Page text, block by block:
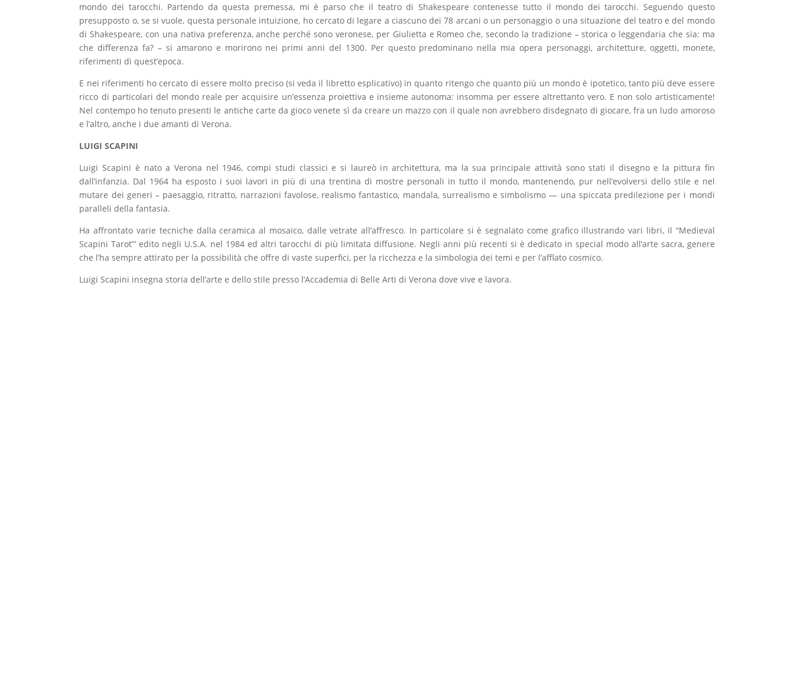
mondo dei tarocchi. Partendo da questa premessa, mi è parso che il teatro di Shakespeare contenesse tutto il mondo dei tarocchi. Seguendo questo
presupposto o, se si vuole, questa personale intuizione, ho cercato di legare a ciascuno dei 78 arcani o un personaggio o una situazione del teatro e del mondo
di Shakespeare, con una nativa preferenza, anche perché sono veronese, per Giulietta e Romeo che, secondo la tradizione – storica o leggendaria che sia: ma
che differenza fa? – si amarono e morirono nei primi anni del 1300. Per questo predominano nella mia opera personaggi, architetture, oggetti, monete,
riferimenti di quest’epoca.
E nei riferimenti ho cercato di essere molto preciso (si veda il libretto esplicativo) in quanto ritengo che quanto più un mondo è ipotetico, tanto più deve essere
ricco di particolari del mondo reale per acquisire un’essenza proiettiva e insieme autonoma: insomma per essere altrettanto vero. E non solo artisticamente!
Nel contempo ho tenuto presenti le antiche carte da gioco venete sì da creare un mazzo con il quale non avrebbero disdegnato di giocare, fra un ludo amoroso
e l’altro, anche i due amanti di Verona.
LUIGI SCAPINI
Luigi Scapini è nato a Verona nel 1946, compi studi classici e si laureò in architettura, ma la sua principale attività sono stati il disegno e la pittura fin
dall’infanzia. Dal 1964 ha esposto i suoi lavori in più di una trentina di mostre personali in tutto il mondo, mantenendo, pur nell’evolversi dello stile e nel
mutare dei generi – paesaggio, ritratto, narrazioni favolose, realismo fantastico, mandala, surrealismo e simbolismo — una spiccata predilezione per i mondi
paralleli della fantasia.
Ha affrontato varie tecniche dalla ceramica al mosaico, dalle vetrate all’affresco. In particolare si è segnalato come grafico illustrando vari libri, il “Medieval
Scapini Tarot”‘ edito negli U.S.A. nel 1984 ed altri tarocchi di più limitata diffusione. Negli anni più recenti si è dedicato in special modo all’arte sacra, genere
che l’ha sempre attirato per la possibilità che offre di vaste superfici, per la ricchezza e la simbologia dei temi e per l’afflato cosmico.
Luigi Scapini insegna storia dell’arte e dello stile presso l’Accademia di Belle Arti di Verona dove vive e lavora.